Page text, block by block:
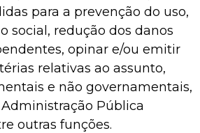
para a prevenção do uso,
social, redução dos danos
opinar e/ou emitir
relativas ao assunto,
e não governamentais,
Pública
outras funções.